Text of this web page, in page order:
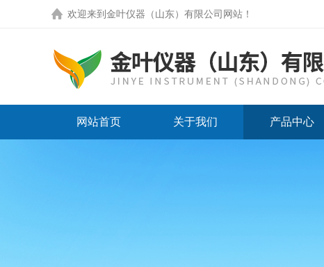
欢迎来到 金叶仪器（山东）有限公司网站 ！
网站首页 关于我们 产品中心